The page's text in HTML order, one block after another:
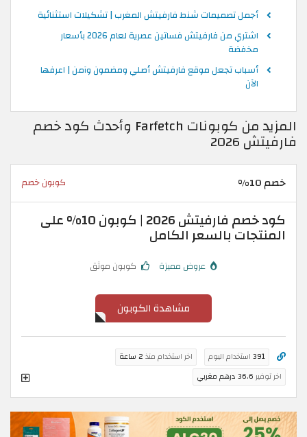
أجمل تصميمات شنط فارفيتش المغرب | تشكيلات استثنائية
اشتري من فارفيتش فساتين عصرية لعام 2026 بأسعار
مخفضة
أسباب تجعل موقع فارفيتش أصلي ومضمون وآمن | اعرفها
الآن
المزيد من كوبونات Farfetch وأحدث كود خصم
فارفيتش 2026
خصم 10% كوبون خصم
كود خصم فارفيتش 2026 | كوبون 10% على
المنتجات بالسعر الكامل
عروض مميزة كوبون موثق
مشاهدة الكوبون
391 استخدام اليوم اخر استخدام منذ 2 ساعة
اخر توفير 36.6 درهم مغربي